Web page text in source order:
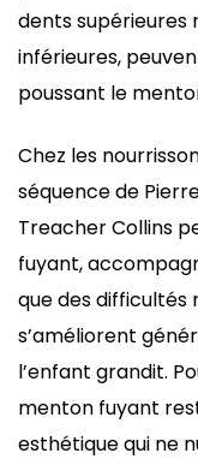
dents
inférieures,
poussant le
Chez les
séquence de
Treacher Collins
fuyant,
que des difficultés
s’améliorent
l’enfant grandit.
menton fuyant
esthétique qui ne